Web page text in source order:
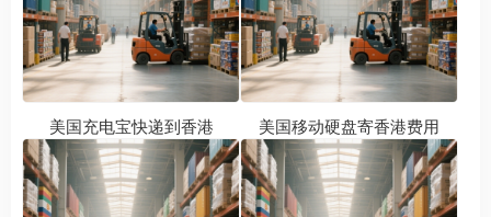
美国充电宝快递到香港 美国移动硬盘寄香港费用